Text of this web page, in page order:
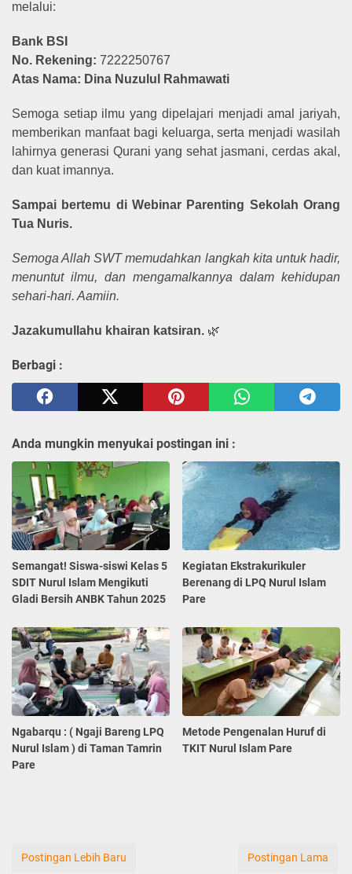
melalui:
Bank BSI
No. Rekening: 7222250767
Atas Nama: Dina Nuzulul Rahmawati
Semoga setiap ilmu yang dipelajari menjadi amal jariyah,
memberikan manfaat bagi keluarga, serta menjadi wasilah
lahirnya generasi Qurani yang sehat jasmani, cerdas akal,
dan kuat imannya.
Sampai bertemu di Webinar Parenting Sekolah Orang
Tua Nuris.
Semoga Allah SWT memudahkan langkah kita untuk hadir,
menuntut ilmu, dan mengamalkannya dalam kehidupan
sehari-hari. Aamiin.
Jazakumullahu khairan katsiran. 🌿
Berbagi :
Anda mungkin menyukai postingan ini :
Semangat! Siswa-siswi Kelas 5
SDIT Nurul Islam Mengikuti
Gladi Bersih ANBK Tahun 2025
Kegiatan Ekstrakurikuler
Berenang di LPQ Nurul Islam
Pare
Ngabarqu : ( Ngaji Bareng LPQ
Nurul Islam ) di Taman Tamrin
Pare
Metode Pengenalan Huruf di
TKIT Nurul Islam Pare
Postingan Lebih Baru Postingan Lama